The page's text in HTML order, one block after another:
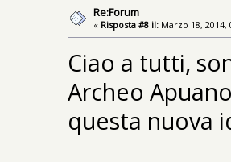
Re:Forum
« Risposta #8 il: Marzo 18, 2014,
Ciao a tutti,
Archeo
questa nuova